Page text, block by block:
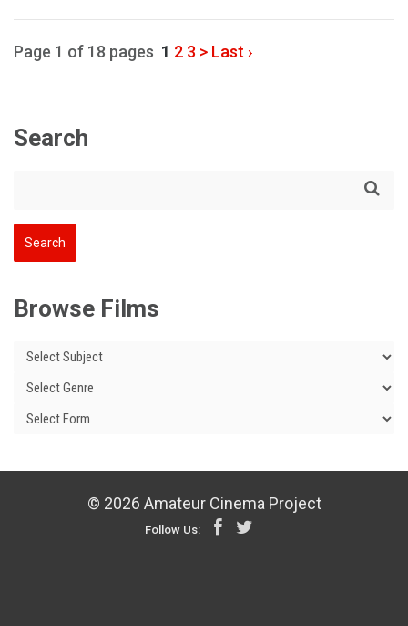
Page 1 of 18 pages 1 2 3 > Last ›
Search
Browse Films
© 2026 Amateur Cinema Project
Follow Us: